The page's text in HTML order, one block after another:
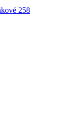
258